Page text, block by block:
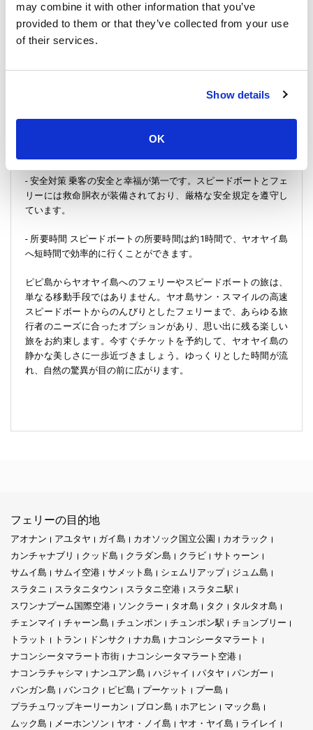
may combine it with other information that you’ve
provided to them or that they’ve collected from your use
of their services.
Show details
OK
チェックイン方法
- 手荷物許容量 通常のチケット料金には、お一人様20kgまでの
- 安全対策 乗客の安全と幸福が第一です。スピードボートとフェ
リーには救命胴衣が装備されており、厳格な安全規定を遵守し
ています。
- 所要時間 スピードボートの所要時間は約1時間で、ヤオヤイ島
へ短時間で効率的に行くことができます。
ピピ島からヤオヤイ島へのフェリーやスピードボートの旅は、
単なる移動手段ではありません。ヤオ島サン・スマイルの高速
スピードボートからのんびりとしたフェリーまで、あらゆる旅
行者のニーズに合ったオプションがあり、思い出に残る楽しい
旅をお約束します。今すぐチケットを予約して、ヤオヤイ島の
静かな美しさに一歩近づきましょう。ゆっくりとした時間が流
れ、自然の驚異が目の前に広がります。
フェリーの目的地
アオナン アユタヤ ガイ島 カオソック国立公園
カオラック
カンチャナブリ
クッド島 クラダン島 クラビ
サトゥーン
サムイ島
サムイ空港 サメット島 シェムリアップ
ジュム島
スラタニ
スラタニタウン スラタニ空港
スラタニ駅
スワンナプーム国際空港
ソンクラー タオ島 タク
タルタオ島
チェンマイ
チャーン島 チュンポン チュンポン駅
チョンブリー
トラット
トラン ドンサク ナカ島
ナコンシータマラート
ナコンシータマラート市街
ナコンシータマラート空港
ナコンラチャシマ
ナンユアン島 ハジャイ パタヤ
パンガー
パンガン島
バンコク ピピ島 プーケット
プー島
プラチュワップキーリーカン
ブロン島 ホアヒン
マック島
ムック島
メーホンソン ヤオ・ノイ島 ヤオ・ヤイ島
ライレイ